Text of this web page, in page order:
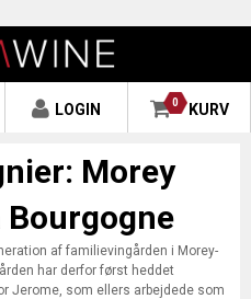
0 KURV
LOGIN
Morey
af familievingården i Morey-
har derfor først heddet
Jerome, som ellers arbejdede som